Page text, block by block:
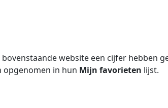
website een cijfer hebben
opgenomen in hun Mijn favorieten lijst.